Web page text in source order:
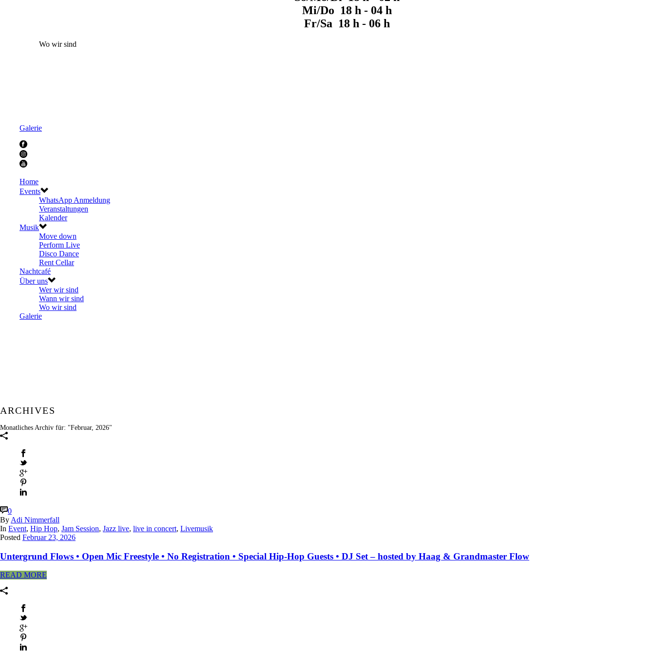
Mi/Do 18 h - 04 h
Fr/Sa 18 h - 06 h
Wo wir sind
Galerie
Home
Events
WhatsApp Anmeldung
Veranstaltungen
Kalender
Musik
Move down
Perform Live
Disco Dance
Rent Cellar
Nachtcafé
Über uns
Wer wir sind
Wann wir sind
Wo wir sind
Galerie
ARCHIVES
Monatliches Archiv für: "Februar, 2026"
0
By Adi Nimmerfall
In Event, Hip Hop, Jam Session, Jazz live, live in concert, Livemusik
Posted Februar 23, 2026
Untergrund Flows • Open Mic Freestyle • No Registration • Special Hip-Hop Guests • DJ Set – hosted by Haag & Grandmaster Flow
READ MORE